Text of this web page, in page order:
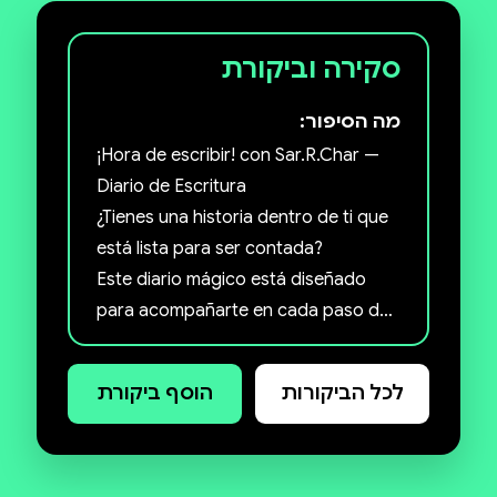
סקירה וביקורת
מה הסיפור:
¡Hora de escribir! con Sar.R.Char —
Diario de Escritura
¿Tienes una historia dentro de ti que
está lista para ser contada?
Este diario mágico está diseñado
para acompañarte en cada paso del
proceso creativo: desde la chispa
inicial de una idea, pasando por tus
personajes y mundos, hasta elלכל הביקורות הוסף ביקורת